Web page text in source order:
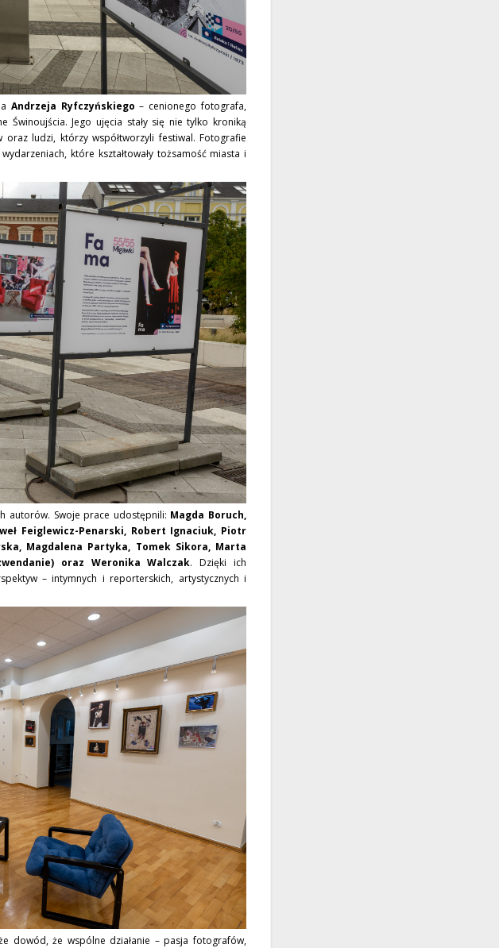
Andrzeja Ryfczyńskiego – cenionego fotografa,
Świnoujścia. Jego ujęcia stały się nie tylko kroniką
oraz ludzi, którzy współtworzyli festiwal. Fotografie
które kształtowały tożsamość miasta i
autorów. Swoje prace udostępnili: Magda Boruch,
Feiglewicz-Penarski, Robert Ignaciuk, Piotr
Magdalena Partyka, Tomek Sikora, Marta
oraz Weronika Walczak. Dzięki ich
– intymnych i reporterskich, artystycznych i
dowód, że wspólne działanie – pasja fotografów,